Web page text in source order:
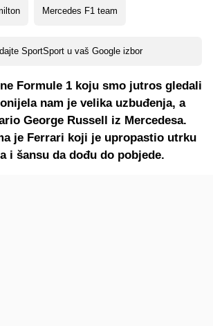
Mercedes F1 team
SportSport u vaš Google izbor
Formule 1 koju smo jutros gledali
nam je velika uzbuđenja, a
George Russell iz Mercedesa.
je Ferrari koji je upropastio utrku
i šansu da dođu do pobjede.